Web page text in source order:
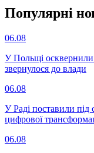
Популярнi
06.08
У Польщі осквернили
звернулося до влади
06.08
У Раді поставили під
цифрової
06.08